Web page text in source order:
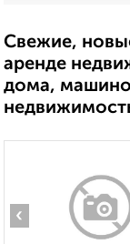
Свежие,
аренде
дома,
‹